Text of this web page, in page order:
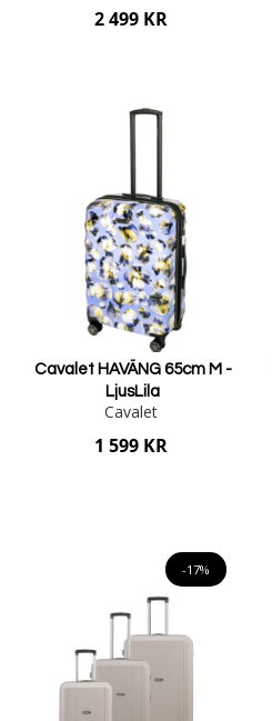
2 499 KR
Cavalet HAVÄNG 65cm M -
LjusLila
Cavalet
1 599 KR
-17%